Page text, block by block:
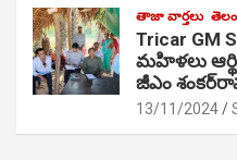
తాజా వార్తలు
Tricar GM
మహిళలు
జీఎం
13/11/2024